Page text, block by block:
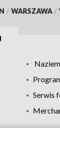
/ WARSZAWA /
Serwis